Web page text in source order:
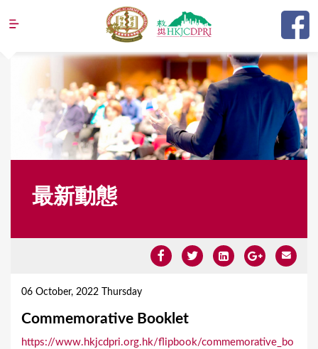
Jump to navigation
最新動態
06 October, 2022 Thursday
Commemorative Booklet
https://www.hkjcdpri.org.hk/flipbook/commemorative_bo